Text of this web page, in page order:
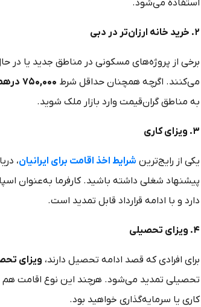
استفاده می‌شود.
۲. خرید خانه ارزان‌تر در دبی
برخی از پروژه‌های مسکونی در مناطق جدید یا در
می‌کنند. اگرچه همچنان حداقل شرط ۷۵۰,۰۰۰
به مناطق گران‌قیمت وارد بازار ملک شوید.
۳. ویزای کاری
یکی از رایج‌ترین شرایط اخذ اقامت برای ایرانیان،
پیشنهاد شغلی داشته باشید. کارفرما به‌عنوان
دارد و با ادامه قرارداد قابل تمدید است.
۴. ویزای تحصیلی
برای افرادی که قصد ادامه تحصیل دارند، ویزای
تحصیلی تمدید می‌شود. هرچند این نوع اقامت
کاری یا سرمایه‌گذاری خواهید بود.